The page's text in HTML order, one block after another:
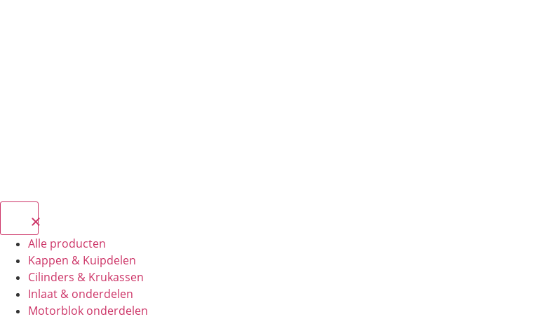
Alle producten
Kappen & Kuipdelen
Cilinders & Krukassen
Inlaat & onderdelen
Motorblok onderdelen